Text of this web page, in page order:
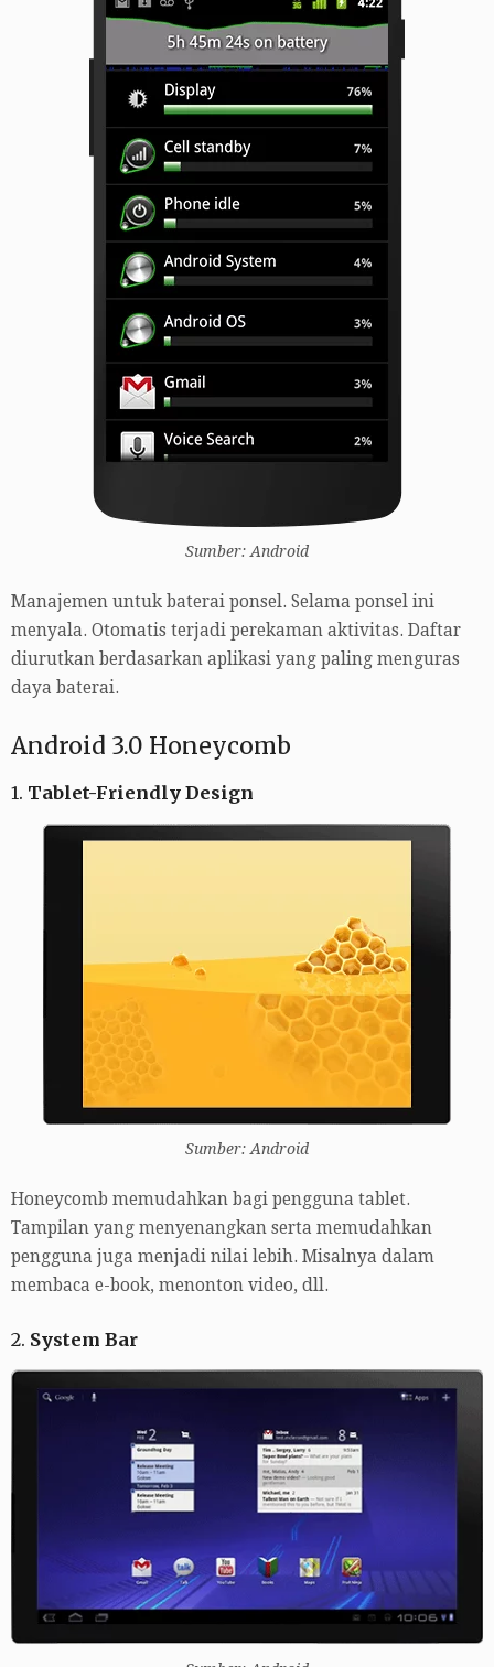
Sumber: Android
Manajemen untuk baterai ponsel. Selama ponsel ini
menyala. Otomatis terjadi perekaman aktivitas. Daftar
diurutkan berdasarkan aplikasi yang paling menguras
daya baterai.
Android 3.0 Honeycomb
1. Tablet-Friendly Design
Sumber: Android
Honeycomb memudahkan bagi pengguna tablet.
Tampilan yang menyenangkan serta memudahkan
pengguna juga menjadi nilai lebih. Misalnya dalam
membaca e-book, menonton video, dll.
2. System Bar